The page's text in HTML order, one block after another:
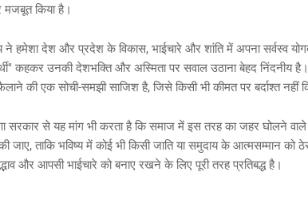
मजबूत किया है।
ने हमेशा देश और प्रदेश के विकास, भाईचारे और शांति में अपना सर्वस्व
कहकर उनकी देशभक्ति और अस्मिता पर सवाल उठाना बेहद निंदनीय
की एक सोची-समझी साजिश है, जिसे किसी भी कीमत पर बर्दाश्त नहीं
सरकार से यह मांग भी करता है कि समाज में इस तरह का जहर घोलने
जाए, ताकि भविष्य में कोई भी किसी जाति या समुदाय के आत्मसम्मान को
और आपसी भाईचारे को बनाए रखने के लिए पूरी तरह प्रतिबद्ध है।